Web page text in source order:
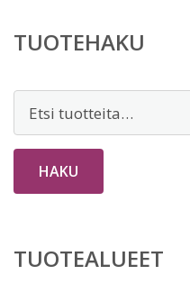
TUOTEHAKU
HAKU
TUOTEALUEET